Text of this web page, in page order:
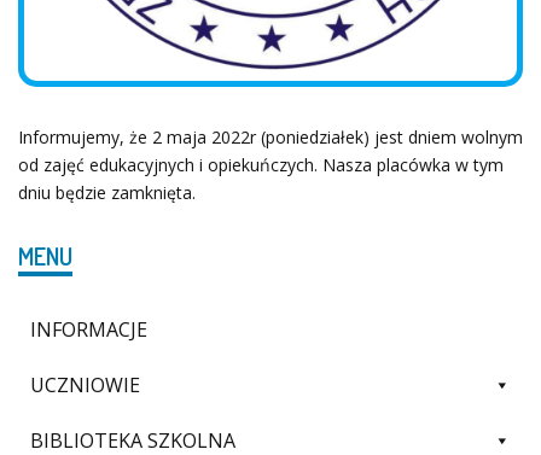
Informujemy, że 2 maja 2022r (poniedziałek) jest dniem wolnym
od zajęć edukacyjnych i opiekuńczych. Nasza placówka w tym
dniu będzie zamknięta.
MENU
INFORMACJE
UCZNIOWIE
BIBLIOTEKA SZKOLNA